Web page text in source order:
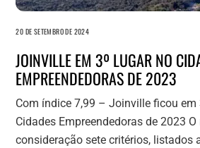
20 DE SETEMBRO DE 2024
JOINVILLE EM 3º LUGAR NO
EMPREENDEDORAS DE 2023
Com índice 7,99 – Joinville ficou em
Cidades Empreendedoras de 2023
consideração sete critérios, listados